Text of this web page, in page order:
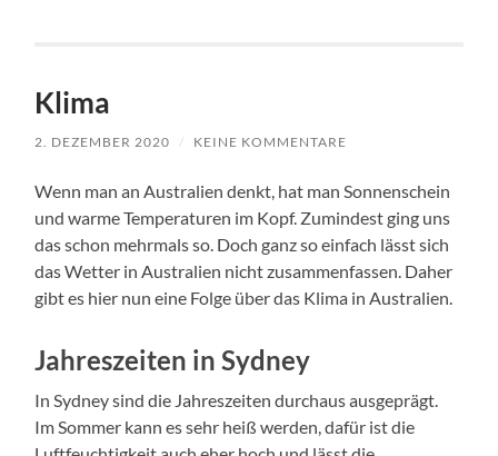
Klima
2. DEZEMBER 2020 / KEINE KOMMENTARE
Wenn man an Australien denkt, hat man Sonnenschein
und warme Temperaturen im Kopf. Zumindest ging uns
das schon mehrmals so. Doch ganz so einfach lässt sich
das Wetter in Australien nicht zusammenfassen. Daher
gibt es hier nun eine Folge über das Klima in Australien.
Jahreszeiten in Sydney
In Sydney sind die Jahreszeiten durchaus ausgeprägt.
Im Sommer kann es sehr heiß werden, dafür ist die